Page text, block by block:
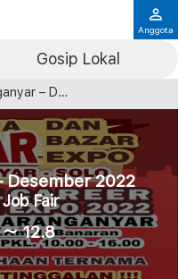
Gosip Lokal
Anggota
2022
Desember 2022
Job Fair
12.8